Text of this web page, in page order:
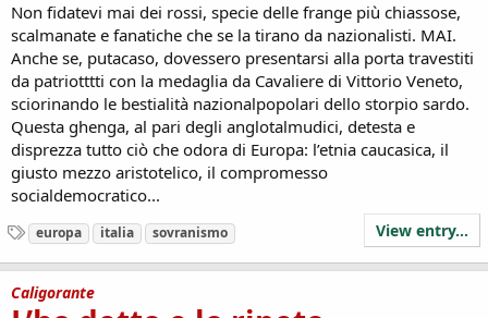
Non fidatevi mai dei rossi, specie delle frange più chiassose,
scalmanate e fanatiche che se la tirano da nazionalisti. MAI.
Anche se, putacaso, dovessero presentarsi alla porta travestiti
da patriotttti con la medaglia da Cavaliere di Vittorio Veneto,
sciorinando le bestialità nazionalpopolari dello storpio sardo.
Questa ghenga, al pari degli anglotalmudici, detesta e
disprezza tutto ciò che odora di Europa: l’etnia caucasica, il
giusto mezzo aristotelico, il compromesso
socialdemocratico...
View entry...
T
a
g
s
europa italia sovranismo
Caligorante